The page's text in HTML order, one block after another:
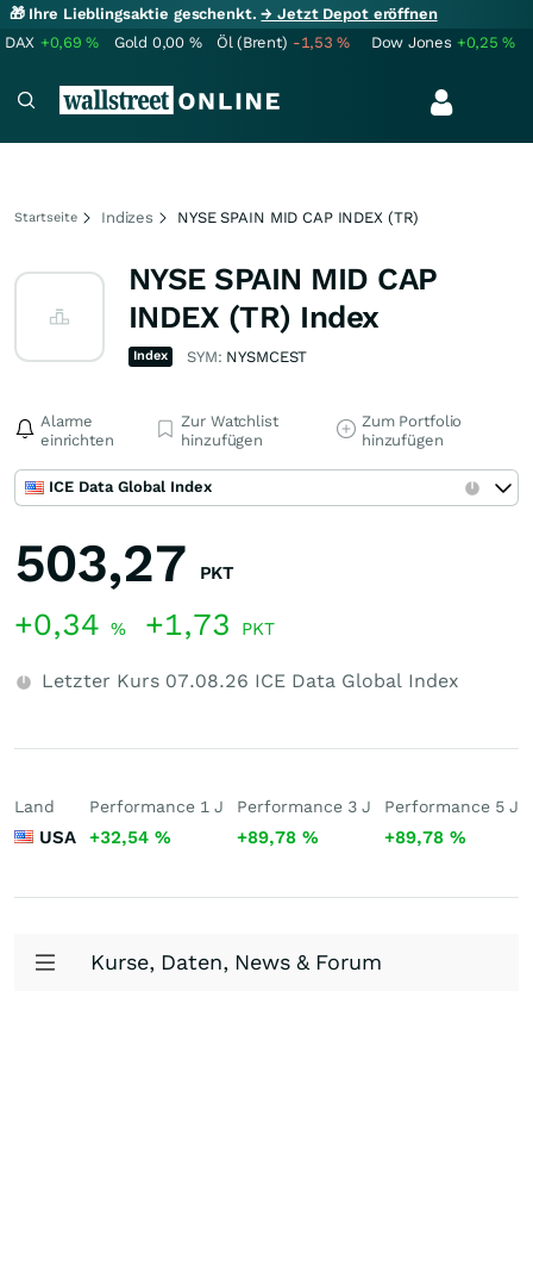
🎁 Ihre Lieblingsaktie geschenkt.→ Jetzt Depot eröffnen
DAX +0,69% Gold 0,00 % Öl (Brent) -1,53% Dow Jones +0,25%
Startseite Indizes NYSE SPAIN MID CAP INDEX (TR)
NYSE SPAIN MID CAP
INDEX (TR) Index
Index SYM: NYSMCEST
Alarme
einrichten
Zur Watchlist
hinzufügen
Zum Portfolio
hinzufügen
ICE Data Global Index
503,27 PKT
+0,34 % +1,73 PKT
Letzter Kurs 07.08.26 ICE Data Global Index
Land
USA
Performance 1 J
+32,54 %
Performance 3 J
+89,78 %
Performance 5 J
+89,78 %
Kurse, Daten, News & Forum